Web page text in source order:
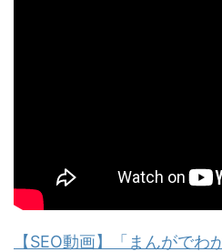
【SEO動画】「まんがでわ